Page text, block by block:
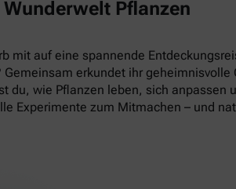
Pflanzen
mit auf eine spannende
erkundet ihr
du, wie Pflanzen leben, sich
Experimente zum Mitmachen – und